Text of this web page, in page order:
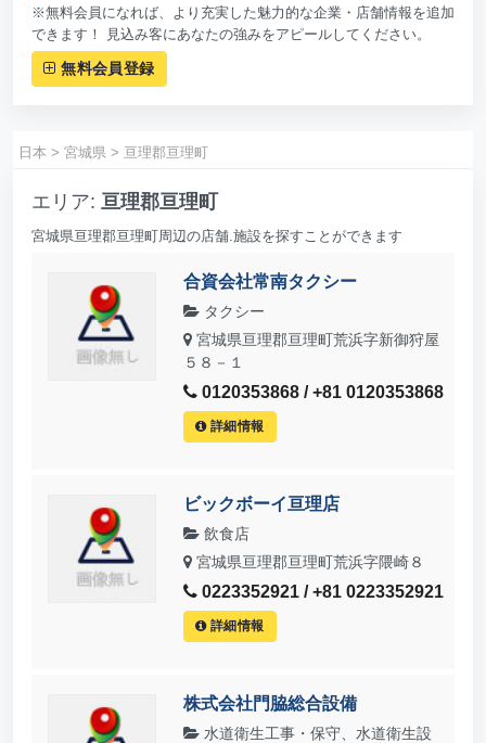
※無料会員になれば、より充実した魅力的な企業・店舗情報を追加
できます！ 見込み客にあなたの強みをアピールしてください。
無料会員登録
日本 > 宮城県 > 亘理郡亘理町
エリア: 亘理郡亘理町
宮城県亘理郡亘理町周辺の店舗.施設を探すことができます
合資会社常南タクシー
タクシー
宮城県亘理郡亘理町荒浜字新御狩屋
５８－１
0120353868 / +81 0120353868
詳細情報
ビックボーイ亘理店
飲食店
宮城県亘理郡亘理町荒浜字隈崎８
0223352921 / +81 0223352921
詳細情報
株式会社門脇総合設備
水道衛生工事・保守、水道衛生設